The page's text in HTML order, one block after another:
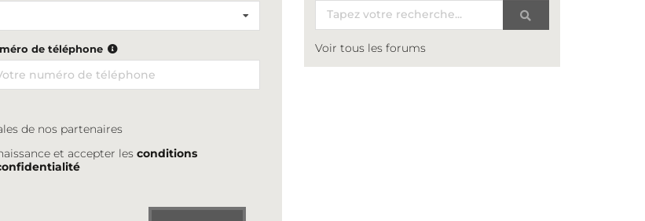
de téléphone
de nos partenaires
et accepter lesconditions
Voir tous les forums